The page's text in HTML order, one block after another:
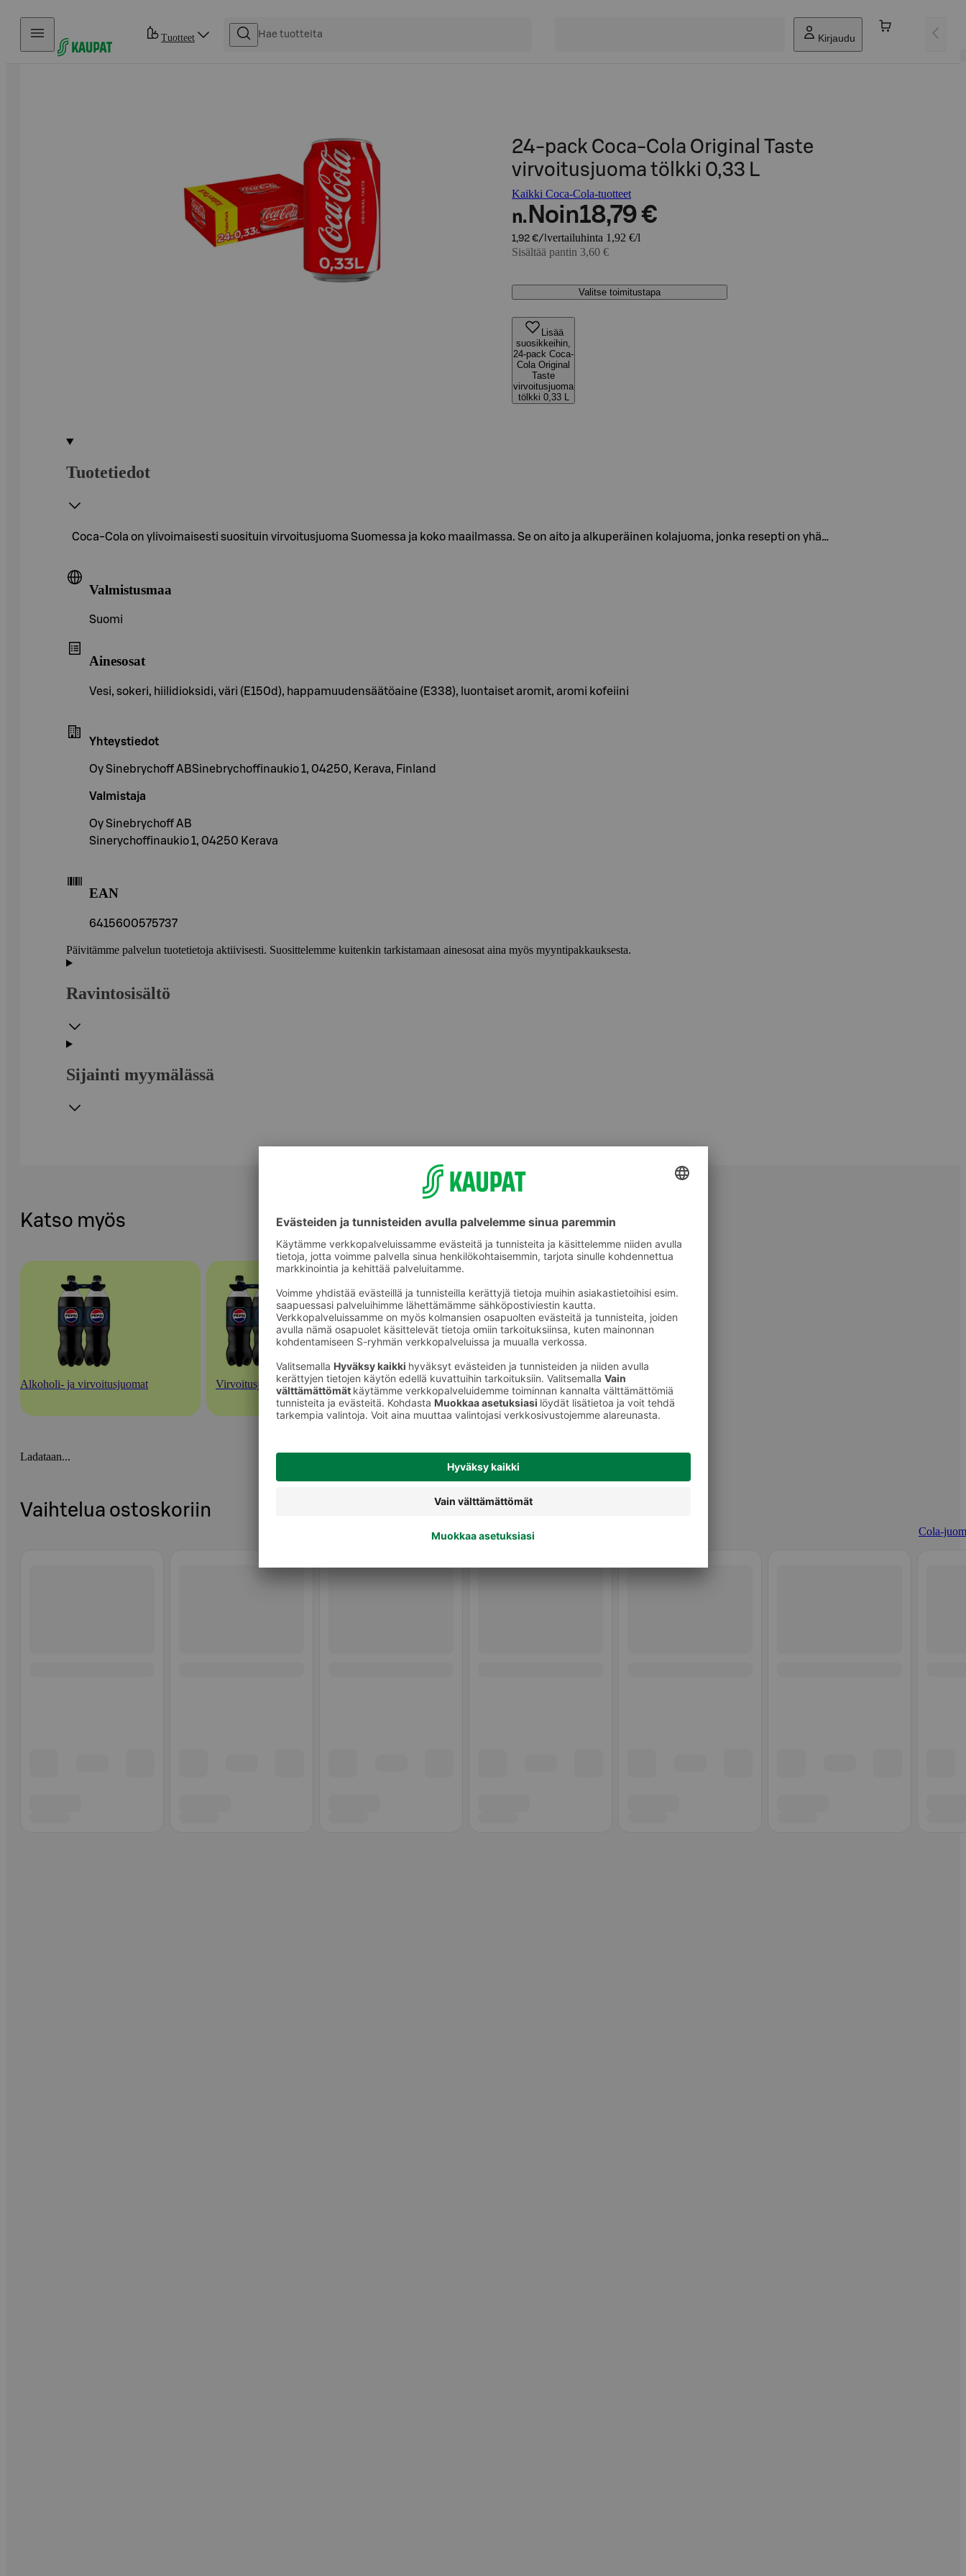
Hyppää sisältöön
Tuotteet Kirjaudu
24-pack Coca-Cola Original Taste
virvoitusjuoma tölkki 0,33 L
Kaikki Coca-Cola-tuotteet
n. Noin18,79 €
1,92 €/l vertailuhinta 1,92 €/l
Sisältää pantin 3,60 €
Valitse toimitustapa
Lisää
suosikkeihin,
24-pack Coca-
Cola Original
Taste
virvoitusjuoma
tölkki 0,33 L
Tuotetiedot
Coca-Cola on ylivoimaisesti suosituin virvoitusjuoma Suomessa ja koko maailmassa. Se on aito ja alkuperäinen kolajuoma, jonka resepti on yhä…
Valmistusmaa
Suomi
Ainesosat
Vesi, sokeri, hiilidioksidi, väri (E150d), happamuudensäätöaine (E338), luontaiset aromit, aromi kofeiini
Yhteystiedot
Oy Sinebrychoff ABSinebrychoffinaukio 1, 04250, Kerava, Finland
Valmistaja
Oy Sinebrychoff AB
Sinerychoffinaukio 1, 04250 Kerava
EAN
6415600575737
Päivitämme palvelun tuotetietoja aktiivisesti. Suosittelemme kuitenkin tarkistamaan ainesosat aina myös myyntipakkauksesta.
Ravintosisältö
Sijainti myymälässä
Katso myös
Alkoholi- ja virvoitusjuomat Virvoitusjuomat Cola-juomat
Ladataan...
Vaihtelua ostoskoriin
Cola-